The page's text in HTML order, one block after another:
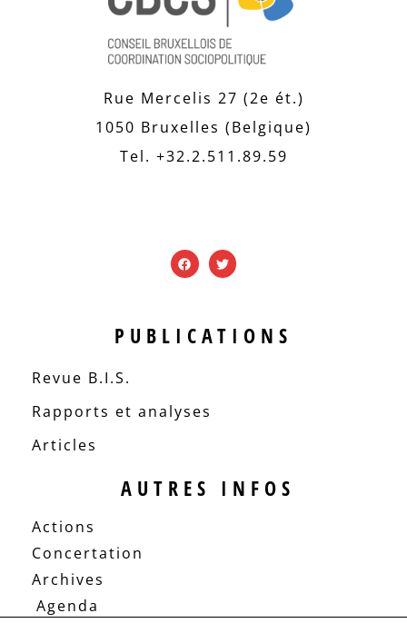
Rue Mercelis 27 (2e ét.)
1050 Bruxelles (Belgique)
Tel. +32.2.511.89.59
PUBLICATIONS
Revue B.I.S.
Rapports et analyses
Articles
AUTRES INFOS
Actions
Concertation
Archives
Agenda